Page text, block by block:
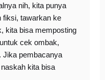
nih, kita punya
fiksi, tawarkan ke
kita bisa memposting
cek ombak,
Jika pembacanya
kita bisa